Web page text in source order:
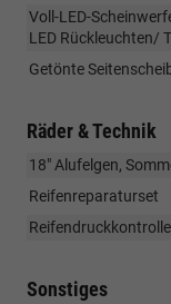
Voll-LED-
LED Rückleuchten/
Getönte
Räder & Technik
18" Alufelgen,
Reifenreparaturset
Reifendruckkontrolle
Sonstiges